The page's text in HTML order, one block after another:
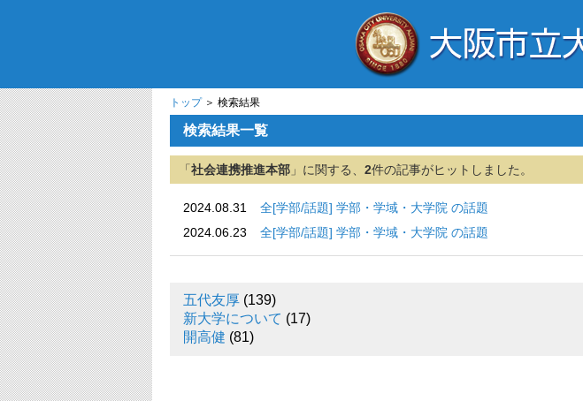
トップ＞ 検索結果
検索結果一覧
「 社会連携推進本部 」に関する、 2件の記事がヒットしました。
2024.08.31
全[学部/話題] 学部・学域・大学院 の話
2024.06.23
全[学部/話題] 学部・学域・大学院 の話
五代友厚 (139)
新大学について (17)
開高健 (81)